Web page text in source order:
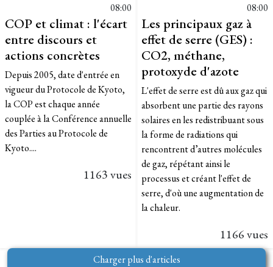
08:00
COP et climat : l'écart
entre discours et
actions concrètes
Depuis 2005, date d'entrée en
vigueur du Protocole de Kyoto,
la COP est chaque année
couplée à la Conférence annuelle
des Parties au Protocole de
Kyoto....
1163 vues
08:00
Les principaux gaz à
effet de serre (GES) :
CO2, méthane,
protoxyde d'azote
L'effet de serre est dû aux gaz qui
absorbent une partie des rayons
solaires en les redistribuant sous
la forme de radiations qui
rencontrent d’autres molécules
de gaz, répétant ainsi le
processus et créant l'effet de
serre, d'où une augmentation de
la chaleur.
1166 vues
Charger plus d'articles